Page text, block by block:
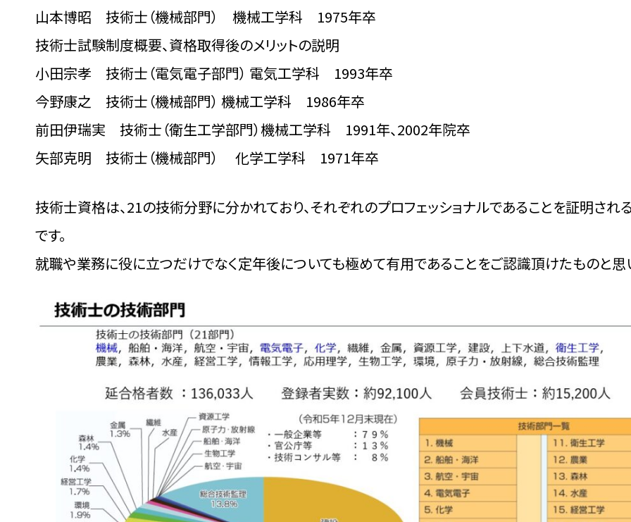
山本博昭 技術士（機械部門） 機械工学科 1975年卒
技術士試験制度概要、資格取得後のメリットの説明
小田宗孝 技術士（電気電子部門） 電気工学科 1993年卒
今野康之 技術士（機械部門） 機械工学科 1986年卒
前田伊瑞実 技術士（衛生工学部門）機械工学科 1991年、2002年院卒
矢部克明 技術士（機械部門） 化学工学科 1971年卒
技術士資格は、21の技術分野に分かれており、それぞれのプロフェッショナルであることを証明され
です。
就職や業務に役に立つだけでなく定年後についても極めて有用であることをご認識頂けたものと思